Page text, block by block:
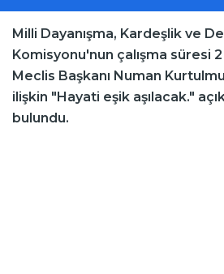
Milli Dayanışma, Kardeşlik ve
Komisyonu'nun çalışma süresi 2
Meclis Başkanı Numan
ilişkin "Hayati eşik aşılacak."
bulundu.